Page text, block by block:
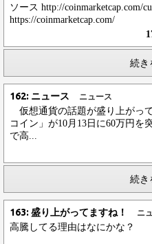
ソース http://coinmarketcap.com/
https://coinmarketcap.com/
続き
162: ニュース ニュース
仮想通貨の話題が盛り上がっ
コイン」が10月13日に60万円を
で高...
続き
163: 盛り上がってますね！ ニ
高騰してる理由はなにかな？